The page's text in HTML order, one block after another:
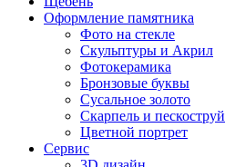
Оформление памятника
Фото на стекле
Скульптуры и Акрил
Фотокерамика
Бронзовые буквы
Сусальное золото
Скарпель и пескоструй
Цветной портрет
Сервис